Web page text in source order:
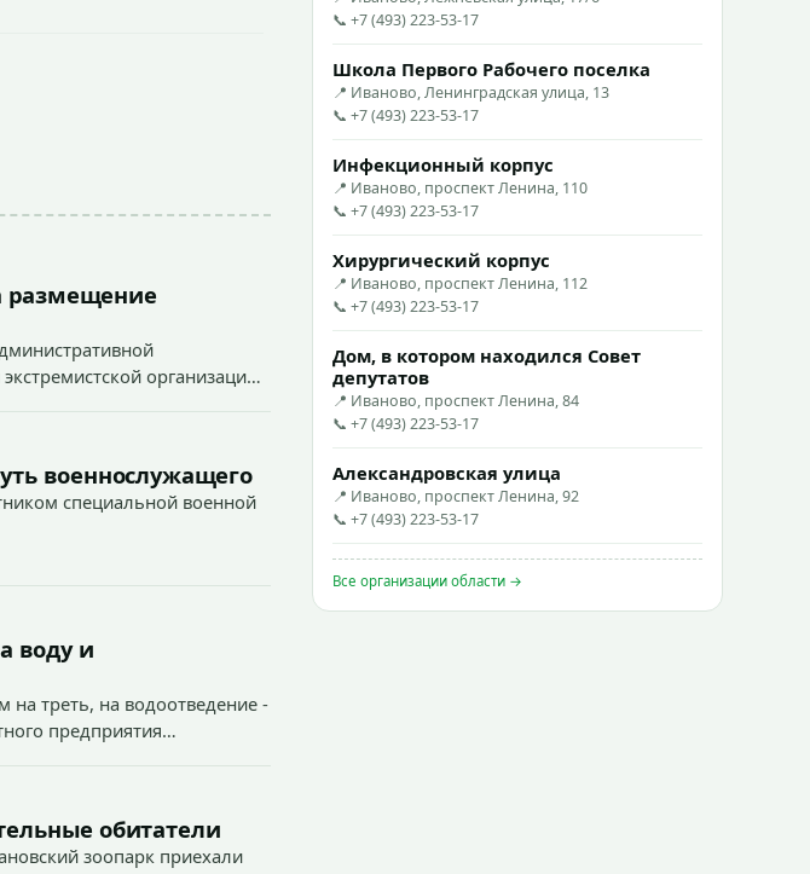
размещение
организации,
военнослужащего
специальной военной
воду и
треть, на водоотведение -
предприятия
обитатели
зоопарк приехали
📞 +7 (493) 223-53-17
Школа Первого Рабочего поселка
📍 Иваново, Ленинградская улица, 13
📞 +7 (493) 223-53-17
Инфекционный корпус
📍 Иваново, проспект Ленина, 110
📞 +7 (493) 223-53-17
Хирургический корпус
📍 Иваново, проспект Ленина, 112
📞 +7 (493) 223-53-17
Дом, в котором находился Совет
депутатов
📍 Иваново, проспект Ленина, 84
📞 +7 (493) 223-53-17
Александровская улица
📍 Иваново, проспект Ленина, 92
📞 +7 (493) 223-53-17
Все организации области →